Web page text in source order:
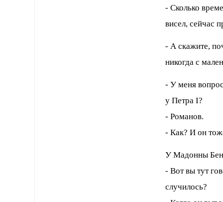
- Сколько
висел, сейчас
- А скажите,
никогда с
- У меня
у Петра I?
- Романов.
- Как? И он
У Мадонны
- Вот вы тут
случилось?